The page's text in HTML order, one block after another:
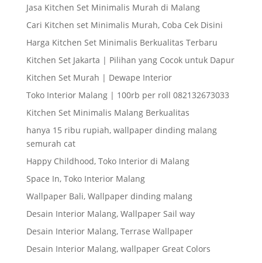
Jasa Kitchen Set Minimalis Murah di Malang
Cari Kitchen set Minimalis Murah, Coba Cek Disini
Harga Kitchen Set Minimalis Berkualitas Terbaru
Kitchen Set Jakarta | Pilihan yang Cocok untuk Dapur
Kitchen Set Murah | Dewape Interior
Toko Interior Malang | 100rb per roll 082132673033
Kitchen Set Minimalis Malang Berkualitas
hanya 15 ribu rupiah, wallpaper dinding malang
semurah cat
Happy Childhood, Toko Interior di Malang
Space In, Toko Interior Malang
Wallpaper Bali, Wallpaper dinding malang
Desain Interior Malang, Wallpaper Sail way
Desain Interior Malang, Terrase Wallpaper
Desain Interior Malang, wallpaper Great Colors